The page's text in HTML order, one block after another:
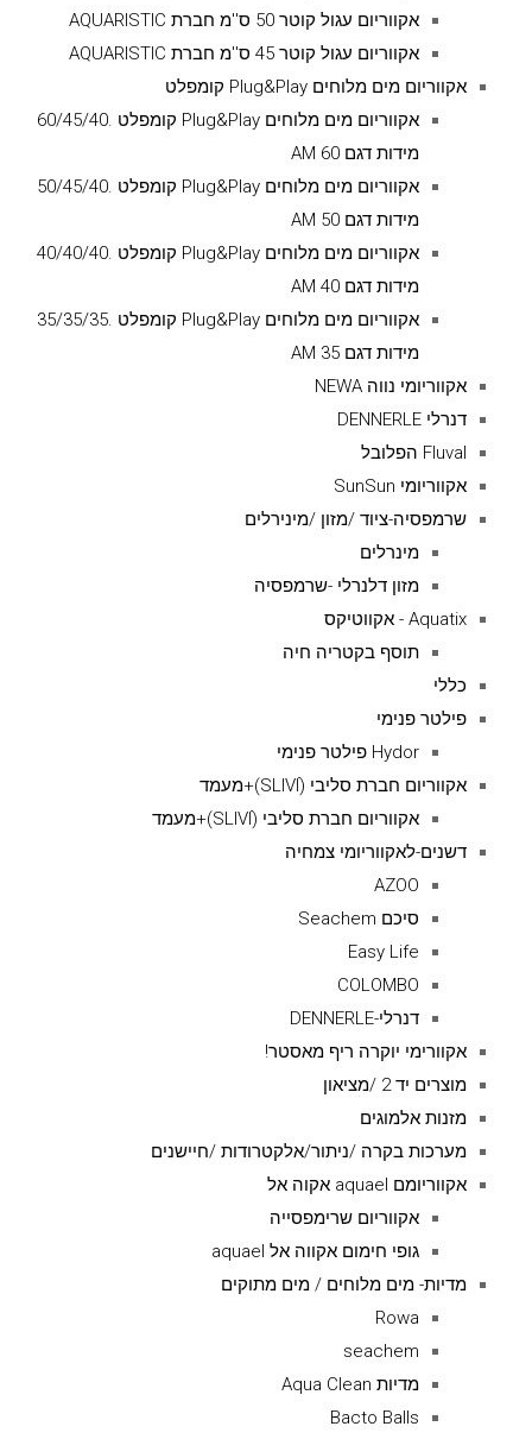
אקווריום עגול קוטר 50 ס''מ חברת AQUARISTIC
אקווריום עגול קוטר 45 ס''מ חברת AQUARISTIC
אקווריום מים מלוחים Plug&Play קומפלט
אקווריום מים מלוחים Plug&Play קומפלט .60/45/40
מידות דגם AM 60
אקווריום מים מלוחים Plug&Play קומפלט .50/45/40
מידות דגם AM 50
אקווריום מים מלוחים Plug&Play קומפלט .40/40/40
מידות דגם AM 40
אקווריום מים מלוחים Plug&Play קומפלט .35/35/35
מידות דגם AM 35
אקווריומי נווה NEWA
דנרלי DENNERLE
Fluval הפלובל
אקווריומי SunSun
שרמפסיה-ציוד /מזון /מינירלים
מינרלים
מזון דלנרלי -שרמפסיה
Aquatix - אקווטיקס
תוסף בקטריה חיה
כללי
פילטר פנימי
Hydor פילטר פנימי
אקווריום חברת סליבי (SLIVIׂׂ)+מעמד
אקווריום חברת סליבי (SLIVIׂׂ)+מעמד
דשנים-לאקווריומי צמחיה
AZOO
סיכם Seachem
Easy Life
COLOMBO
דנרלי-DENNERLE
אקוורימי יוקרה ריף מאסטר!
מוצרים יד 2 /מציאון
מזנות אלמוגים
מערכות בקרה /ניתור/אלקטרודות /חיישנים
אקווריומם aquael אקוה אל
אקווריום שרימפסייה
גופי חימום אקווה אל aquael
מדיות- מים מלוחים / מים מתוקים
Rowa
seachem
מדיות Aqua Clean
Bacto Balls